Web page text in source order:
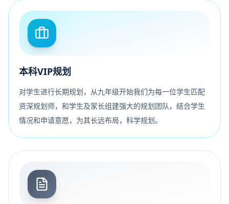
本科VIP规划
对学生进行长期规划，从九年级开始我们为每一位学生匹配
资深规划师，和学生及家长组建强大的规划团队，结合学生
情况和申请意愿，为其长远布局，科学规划。